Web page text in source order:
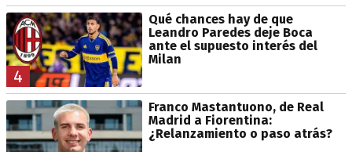
4
Qué chances hay de que
Leandro Paredes deje Boca
ante el supuesto interés del
Milan
Franco Mastantuono, de Real
Madrid a Fiorentina:
¿Relanzamiento o paso atrás?